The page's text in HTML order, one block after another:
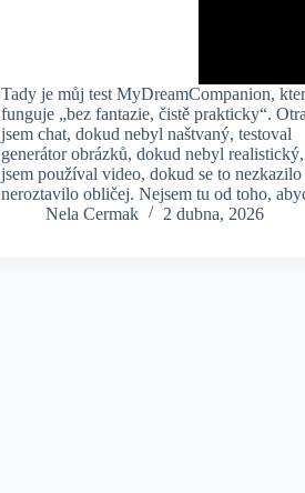
Tady je můj test MyDreamCompanion,
funguje „bez fantazie, čistě prakticky“.
jsem chat, dokud nebyl naštvaný, testoval
generátor obrázků, dokud nebyl
jsem používal video, dokud se to nezkazilo
neroztavilo obličej. Nejsem tu od toho,
Nela Cermak
2 dubna, 2026